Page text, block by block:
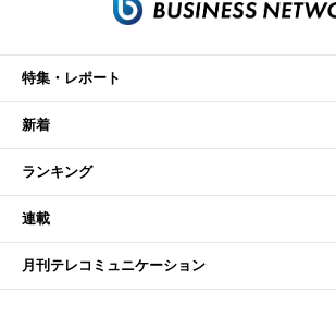
特集・レポート
新着
ランキング
連載
月刊テレコミュニケーション